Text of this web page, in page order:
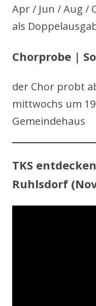
Apr / Jun / Aug /
als
Chorprobe |
der Chor probt
mittwochs um
Gemeindehaus
TKS
Ruhlsdorf